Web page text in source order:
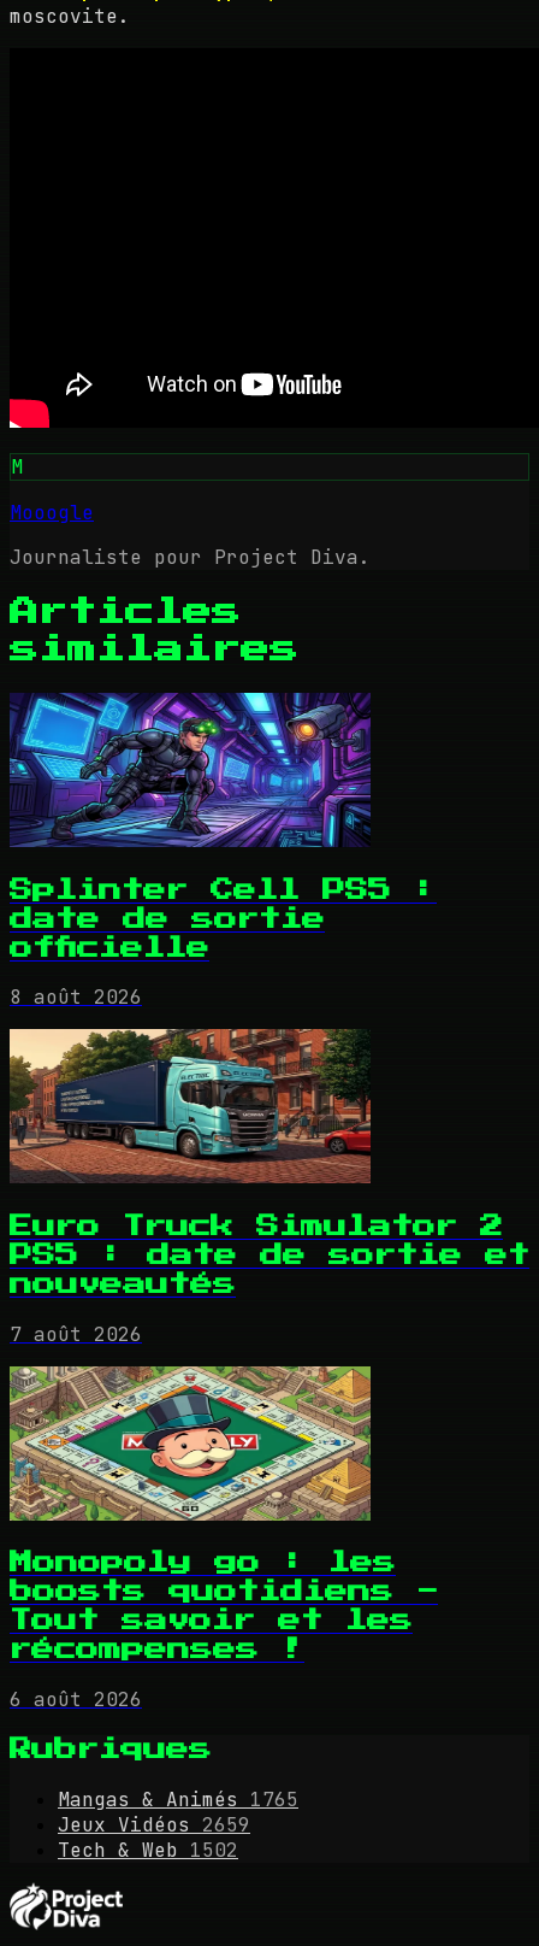
moscovite.
M
Mooogle
Journaliste pour Project Diva.
Articles
similaires
Splinter Cell PS5 :
date de sortie
officielle
8 août 2026
Euro Truck Simulator 2
PS5 : date de sortie et
nouveautés
7 août 2026
Monopoly go : les
boosts quotidiens -
Tout savoir et les
récompenses !
6 août 2026
Rubriques
Mangas & Animés
1765
Jeux Vidéos
2659
Tech & Web 1502